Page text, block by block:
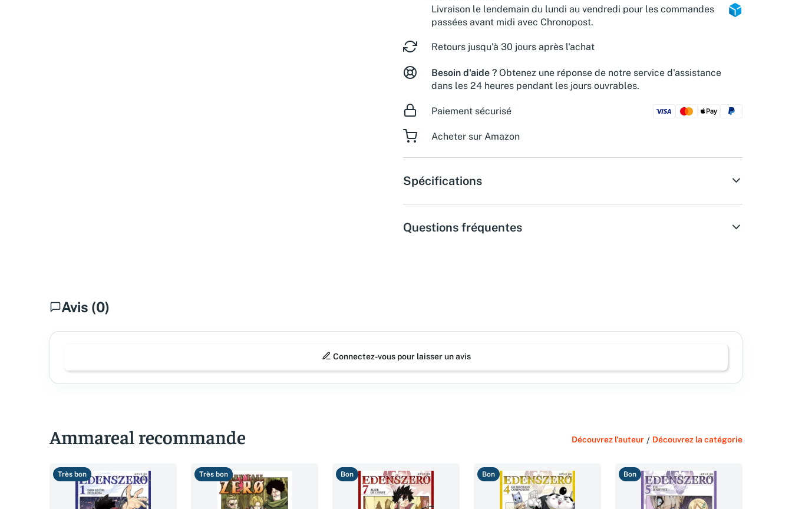
Livraison le lendemain du lundi au vendredi pour les commandes
passées avant midi avec Chronopost.
Retours jusqu'à 30 jours après l'achat
Besoin d'aide ? Obtenez une réponse de notre service d'assistance
dans les 24 heures pendant les jours ouvrables.
Paiement sécurisé
Acheter sur Amazon
Spécifications
Questions fréquentes
Avis (0)
Connectez-vous pour laisser un avis
Ammareal recommande Découvrez l'auteur / Découvrez la catégorie
Très bon Très bon Bon Bon Bon